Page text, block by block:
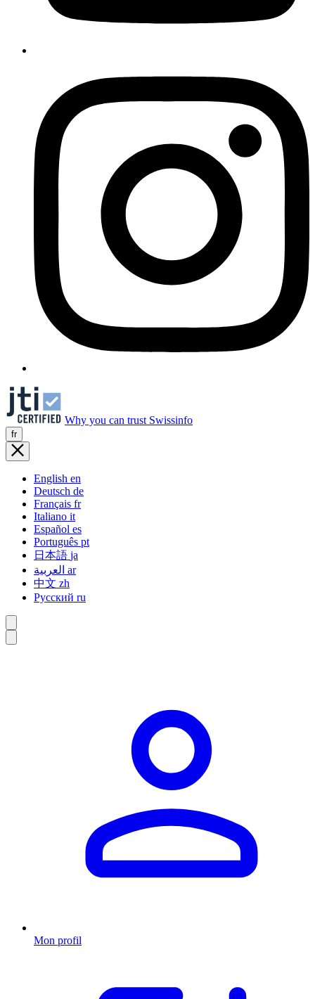
Why you can trust Swissinfo
fr
English en
Deutsch de
Français fr
Italiano it
Español es
Português pt
日本語 ja
ar
中文 zh
Русский ru
Mon profil